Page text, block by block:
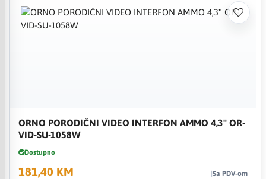
ORNO PORODIČNI VIDEO INTERFON AMMO 4,3" OR-
VID-SU-1058W
Dostupno
181,40 KM Sa PDV-om